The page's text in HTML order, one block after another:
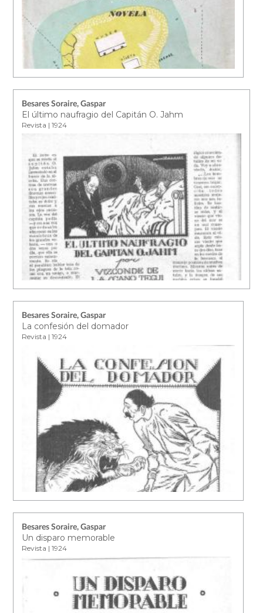
Besares Soraire, Gaspar
El último naufragio del Capitán O. Jahm
Revista | 1924
Besares Soraire, Gaspar
La confesión del domador
Revista | 1924
Besares Soraire, Gaspar
Un disparo memorable
Revista | 1924